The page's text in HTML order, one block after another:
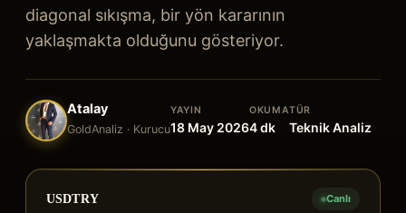
diagonal sıkışma, bir yön kararının
yaklaşmakta olduğunu gösteriyor.
Atalay
GoldAnaliz · Kurucu
YAYIN
18 May 2026
OKUMA
4dk
TÜR
Teknik Analiz
USDTRY Canlı